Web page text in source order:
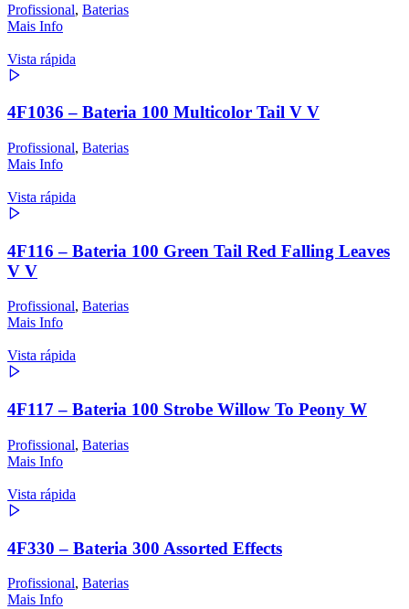
Profissional, Baterias
Mais Info
Vista rápida
4F1036 – Bateria 100 Multicolor Tail V V
Profissional, Baterias
Mais Info
Vista rápida
4F116 – Bateria 100 Green Tail Red Falling Leaves
V V
Profissional, Baterias
Mais Info
Vista rápida
4F117 – Bateria 100 Strobe Willow To Peony W
Profissional, Baterias
Mais Info
Vista rápida
4F330 – Bateria 300 Assorted Effects
Profissional, Baterias
Mais Info